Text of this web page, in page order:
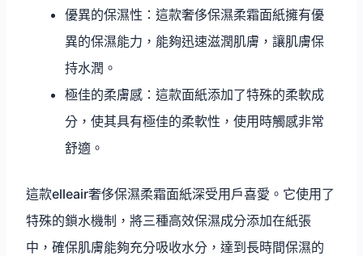
優異的保濕性：這款奢侈保濕柔霜面紙擁有優
異的保濕能力，能夠迅速滋潤肌膚，讓肌膚保
持水潤。
極佳的柔膚感：這款面紙添加了特殊的柔軟成
分，使其具有極佳的柔軟性，使用時觸感非常
舒適。
這款elleair奢侈保濕柔霜面紙深受用戶喜愛。它使用了
特殊的鎖水機制，將三種高效保濕成分添加在紙張
中，確保肌膚能夠充分吸收水分，達到長時間保濕的